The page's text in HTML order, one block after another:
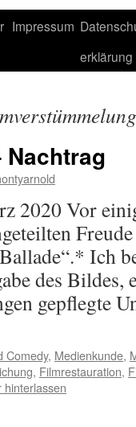
Impressum
erklärung
2020 Vor
Ich
des Bildes,
gepflegte
Comedy, Medienkunde,
, Filmrestauration,
hinterlassen